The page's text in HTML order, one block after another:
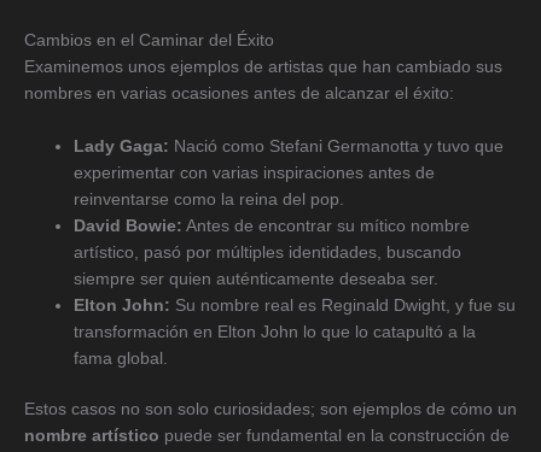
Cambios en el Caminar del Éxito
Examinemos unos ejemplos de artistas que han cambiado sus
nombres en varias ocasiones antes de alcanzar el éxito:
Lady Gaga: Nació como Stefani Germanotta y tuvo que
experimentar con varias inspiraciones antes de
reinventarse como la reina del pop.
David Bowie: Antes de encontrar su mítico nombre
artístico, pasó por múltiples identidades, buscando
siempre ser quien auténticamente deseaba ser.
Elton John: Su nombre real es Reginald Dwight, y fue su
transformación en Elton John lo que lo catapultó a la
fama global.
Estos casos no son solo curiosidades; son ejemplos de cómo un
nombre artístico puede ser fundamental en la construcción de